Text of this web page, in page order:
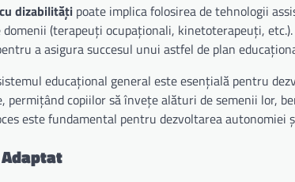
dizabilități poate implica folosirea de tehnologii
(terapeuți ocupaționali, kinetoterapeuți,
a asigura succesul unui astfel de plan
educațional general este esențială pentru
permițând copiilor să învețe alături de semenii lor,
este fundamental pentru dezvoltarea autonomiei